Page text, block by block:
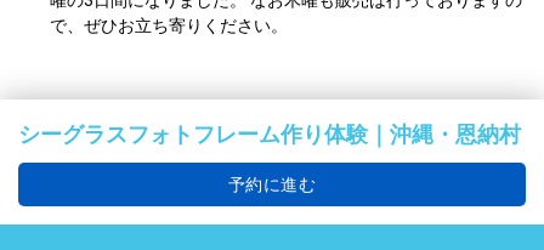
で、ぜひお立ち寄りください。
シーグラスフォトフレーム作り体験｜沖縄・恩納村
予約に進む